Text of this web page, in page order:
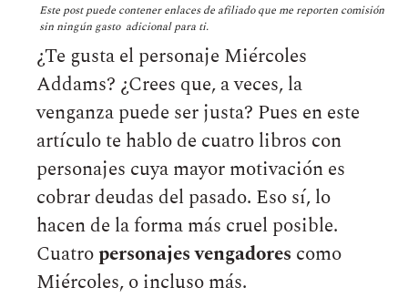
Este post puede contener enlaces de afiliado que me reporten comisión
sin ningún gasto adicional para ti.
¿Te gusta el personaje Miércoles
Addams? ¿Crees que, a veces, la
venganza puede ser justa? Pues en este
artículo te hablo de cuatro libros con
personajes cuya mayor motivación es
cobrar deudas del pasado. Eso sí, lo
hacen de la forma más cruel posible.
Cuatropersonajes vengadores como
Miércoles, o incluso más.